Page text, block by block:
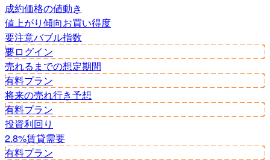
成約価格の値動き
値上がり傾向お買い得度
要注意バブル指数
要ログイン
売れるまでの想定期間
有料プラン
将来の売れ行き予想
有料プラン
投資利回り
2.8%賃貸需要
有料プラン